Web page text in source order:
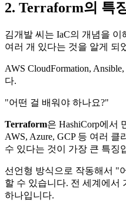
2. Terraform의 특
김개발 씨는 IaC의 개념을
여러 개 있다는 것을 알게 되
AWS CloudFormation,
다.
"어떤 걸 배워야 하나요?"
Terraform은 HashiCorp에서
AWS, Azure, GCP 등 여러
수 있다는 것이 가장 큰 특징
선언형 방식으로 작동해서 "
할 수 있습니다. 전 세계에서
하나입니다.